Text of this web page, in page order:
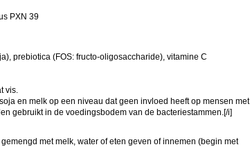
PXN 39
prebiotica (FOS: fructo-oligosaccharide), vitamine C
vis.
en melk op een niveau dat geen invloed heeft op mensen met
gebruikt in de voedingsbodem van de bacteriestammen.[/i]
met melk, water of eten geven of innemen (begin met